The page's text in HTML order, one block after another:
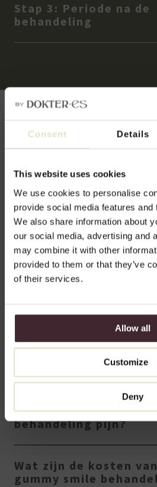
Consent Details
This website uses cookies
We use cookies to personalise
provide social media features and
We also share information about
our social media, advertising and
may combine it with other
provided to them or that they’ve
of their services.
Allow all
Customize
Deny
Stap 3: Periode na de
behandeling
Veelgestelde
We snappen dat je mogelijk
ons gerust of lees hieronder de
regelmatig krijgen.
Zijn er risico's of
aan een gummy smile
behandeling?
en gekwalificeerde arts. Bij DokterEs
met gespecialiseerde artsen met
aandacht voor kwaliteit en jouw
zijn zeldzaam en mild, zoals tijdelijke
Doet een gummy
behandeling pijn?
Wat zijn de kosten
gummy smile